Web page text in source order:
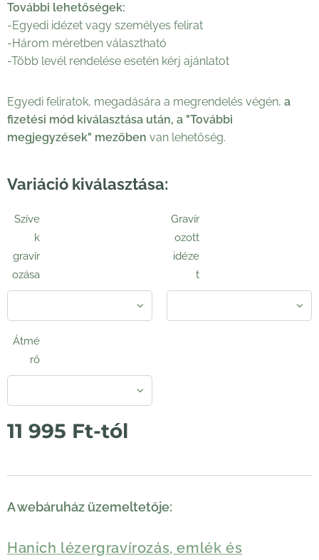
További lehetőségek:
-Egyedi idézet vagy személyes felirat
-Három méretben választható
-Több levél rendelése esetén kérj ajánlatot
Egyedi feliratok, megadására a megrendelés végén, a
fizetési mód kiválasztása után, a "További
megjegyzések" mezőben van lehetőség.
Variáció kiválasztása:
Szíve
k
gravír
ozása
Gravír
ozott
idéze
t
Átmé
rő
11 995 Ft-tól
A webáruház üzemeltetője:
Hanich lézergravírozás, emlék és